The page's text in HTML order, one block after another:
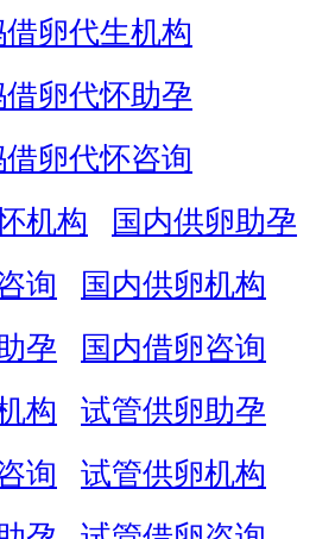
卵代生机构
卵代怀助孕
卵代怀咨询
机构
国内供卵助孕
询
国内供卵机构
孕
国内借卵咨询
构
试管供卵助孕
询
试管供卵机构